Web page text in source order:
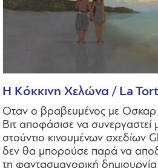
Η Κόκκινη Χελώνα / La
Οταν ο βραβευμένος με Οσκαρ
Βιτ αποφάσισε να συνεργαστεί
στούντιο κινουμένων σχεδίων
δεν θα μπορούσε παρά να
τη φαντασμαγορική